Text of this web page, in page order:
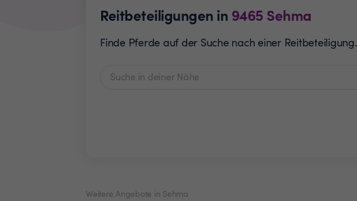
Reitbeteiligungen in 9465 Sehma
Finde Pferde auf der Suche nach einer Reitbeteiligung.
Weitere Angebote in Sehma